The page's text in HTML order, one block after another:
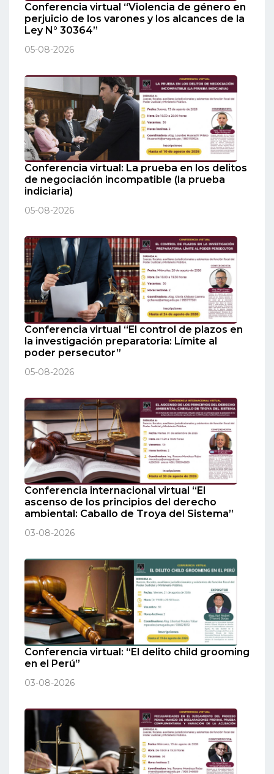
Conferencia virtual “Violencia de género en
perjuicio de los varones y los alcances de la
Ley N° 30364”
05-08-2026
Conferencia virtual: La prueba en los delitos
de negociación incompatible (la prueba
indiciaria)
05-08-2026
Conferencia virtual “El control de plazos en
la investigación preparatoria: Límite al
poder persecutor”
05-08-2026
Conferencia internacional virtual “El
ascenso de los principios del derecho
ambiental: Caballo de Troya del Sistema”
03-08-2026
Conferencia virtual: “El delito child grooming
en el Perú”
03-08-2026